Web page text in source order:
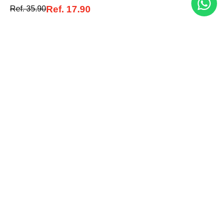
Ref.35.90Ref. 17.90
Acepto la política de tratamiento de datos personales Suscribirse